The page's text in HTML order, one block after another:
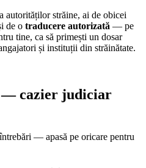
autorităților străine, ai de obicei
de o traducere autorizată — pe
tine, ca să primești un dosar
și instituții din străinătate.
cazier judiciar
— apasă pe oricare pentru